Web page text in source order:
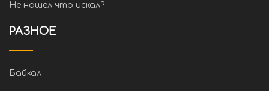
Не нашел что искал?
РАЗНОЕ
Байкал